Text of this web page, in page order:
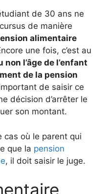
de 30 ans ne
de manière
alimentaire
une fois, c’est au
l’âge de l’enfant
de la pension
de saisir ce
décision d’arrêter le
son montant.
cas où le parent qui
que la pension
, il doit saisir le juge.